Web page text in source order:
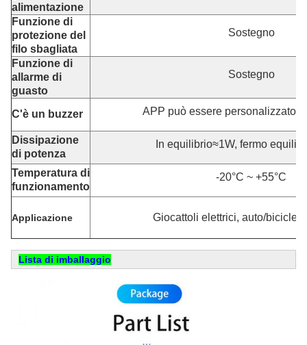
alimentazione
Funzione di
protezione del
filo sbagliata
Sostegno
Funzione di
allarme di
guasto
Sostegno
C'è un buzzer APP può essere personalizzato
Dissipazione
di potenza
In equilibrio≈1W, fermo
Temperatura di
funzionamento
-20°C ~ +55°C
Applicazione Giocattoli elettrici, auto/
Lista di imballaggio